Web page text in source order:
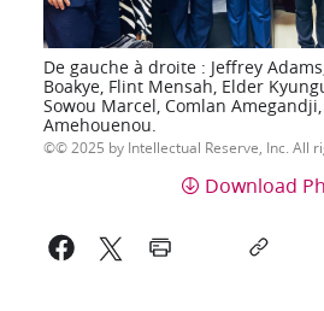
De gauche à droite : Jeffrey
Boakye, Flint Mensah, Elder
Sowou Marcel, Comlan
Amehouenou.
© 2025 by Intellectual Reserve, Inc. All
Download